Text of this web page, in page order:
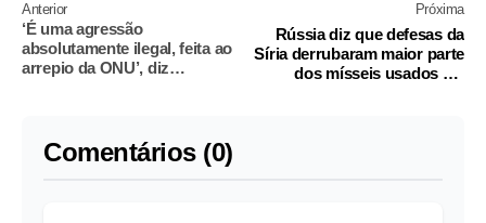
Anterior
‘É uma agressão
absolutamente ilegal, feita ao
arrepio da ONU’, diz
Próxima
Rússia diz que defesas da
Síria derrubaram maior parte
dos mísseis usados em
Comentários (0)